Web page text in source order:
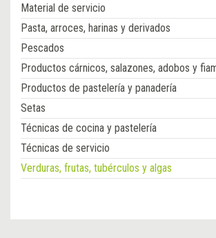
Material de servicio
Pasta, arroces, harinas y derivados
Pescados
Productos cárnicos, salazones, adobos y
Productos de pastelería y panadería
Setas
Técnicas de cocina y pastelería
Técnicas de servicio
Verduras, frutas, tubérculos y algas